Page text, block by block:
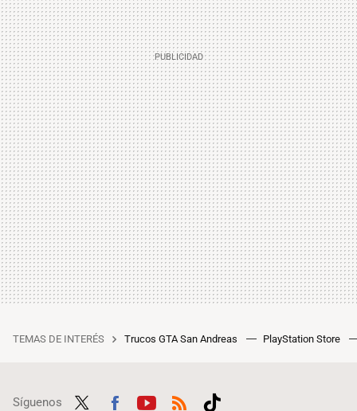
TEMAS DE INTERÉS Trucos GTA San Andreas PlayStation Store
Síguenos